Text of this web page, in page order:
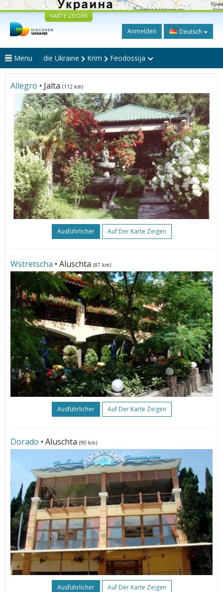
KARTE ZEIGEN
Anmelden Deutsch
Menu die Ukraine Krim Feodossija
Allegro • Jalta (112 km)
Ausführlicher Auf Der Karte Zeigen
Wstretscha • Aluschta (87 km)
Ausführlicher Auf Der Karte Zeigen
Dorado • Aluschta (90 km)
Ausführlicher Auf Der Karte Zeigen